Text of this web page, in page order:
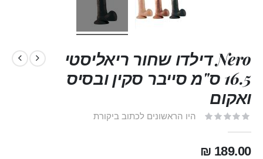
Nero דילדו שחור ריאליסטי
16.5 ס"מ סייבר סקין ובסיס
ואקום
היו הראשונים לכתוב ביקורת
189.00 ₪